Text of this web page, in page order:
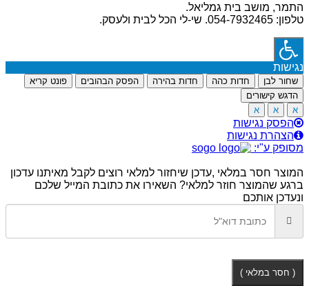
התמר, מושב בית גמליאל.
טלפון: 054-7932465. שי-לי הכל לבית ולעסק.
נגישות
שחור לבן חדות כהה חדות בהירה הפסק הבהובים
פונט קריא
הדגש קישורים
א
א א
הפסק נגישות
הצהרת נגישות
מסופק ע"י:
המוצר חסר במלאי ,עדכן שיחזור למלאי רוצים לקבל מאיתנו עדכון
ברגע שהמוצר חוזר למלאי? השאירו את כתובת המייל שלכם
ונעדכן אותכם
( חסר במלאי )